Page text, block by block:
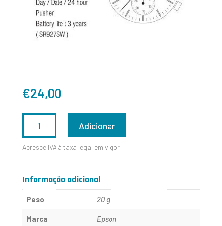
€24,00
DE
SEIKO
Adicionar
Acresce IVA à taxa legal em vigor
Informação adicional
Peso 20 g
Marca Epson